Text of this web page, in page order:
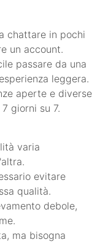
chattare in pochi
un account.
passare da una
leggera.
aperte e diverse
giorni su 7.
varia
evitare
qualità.
debole,
ma bisogna